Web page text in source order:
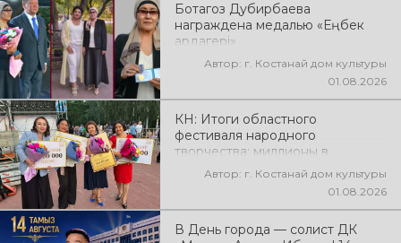
Ботагоз Дубирбаева
награждена медалью «Еңбек
ардагері»
Автор: г. Костанай дом культуры
01.08.2026
КН: Итоги областного
фестиваля народного
творчества: миллионы в
культуруАвтор: г. Костанай дом культуры
01.08.2026
В День города — солист ДК